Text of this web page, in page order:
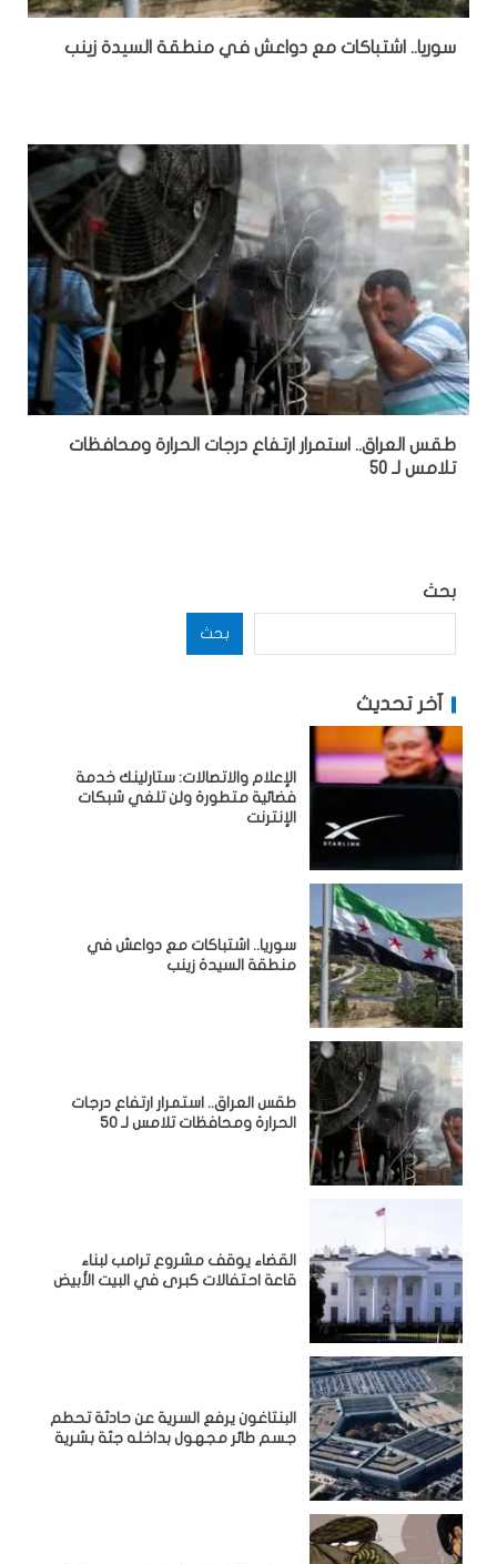
سوريا.. اشتباكات مع دواعش في منطقة السيدة زينب
طقس العراق.. استمرار ارتفاع درجات الحرارة ومحافظات
تلامس لـ 50
بحث
بحث
آخر تحديث
الإعلام والاتصالات: ستارلينك خدمة
فضائية متطورة ولن تلغي شبكات
الإنترنت
سوريا.. اشتباكات مع دواعش في
منطقة السيدة زينب
طقس العراق.. استمرار ارتفاع درجات
الحرارة ومحافظات تلامس لـ 50
القضاء يوقف مشروع ترامب لبناء
قاعة احتفالات كبرى في البيت الأبيض
البنتاغون يرفع السرية عن حادثة تحطم
جسم طائر مجهول بداخله جثة بشرية